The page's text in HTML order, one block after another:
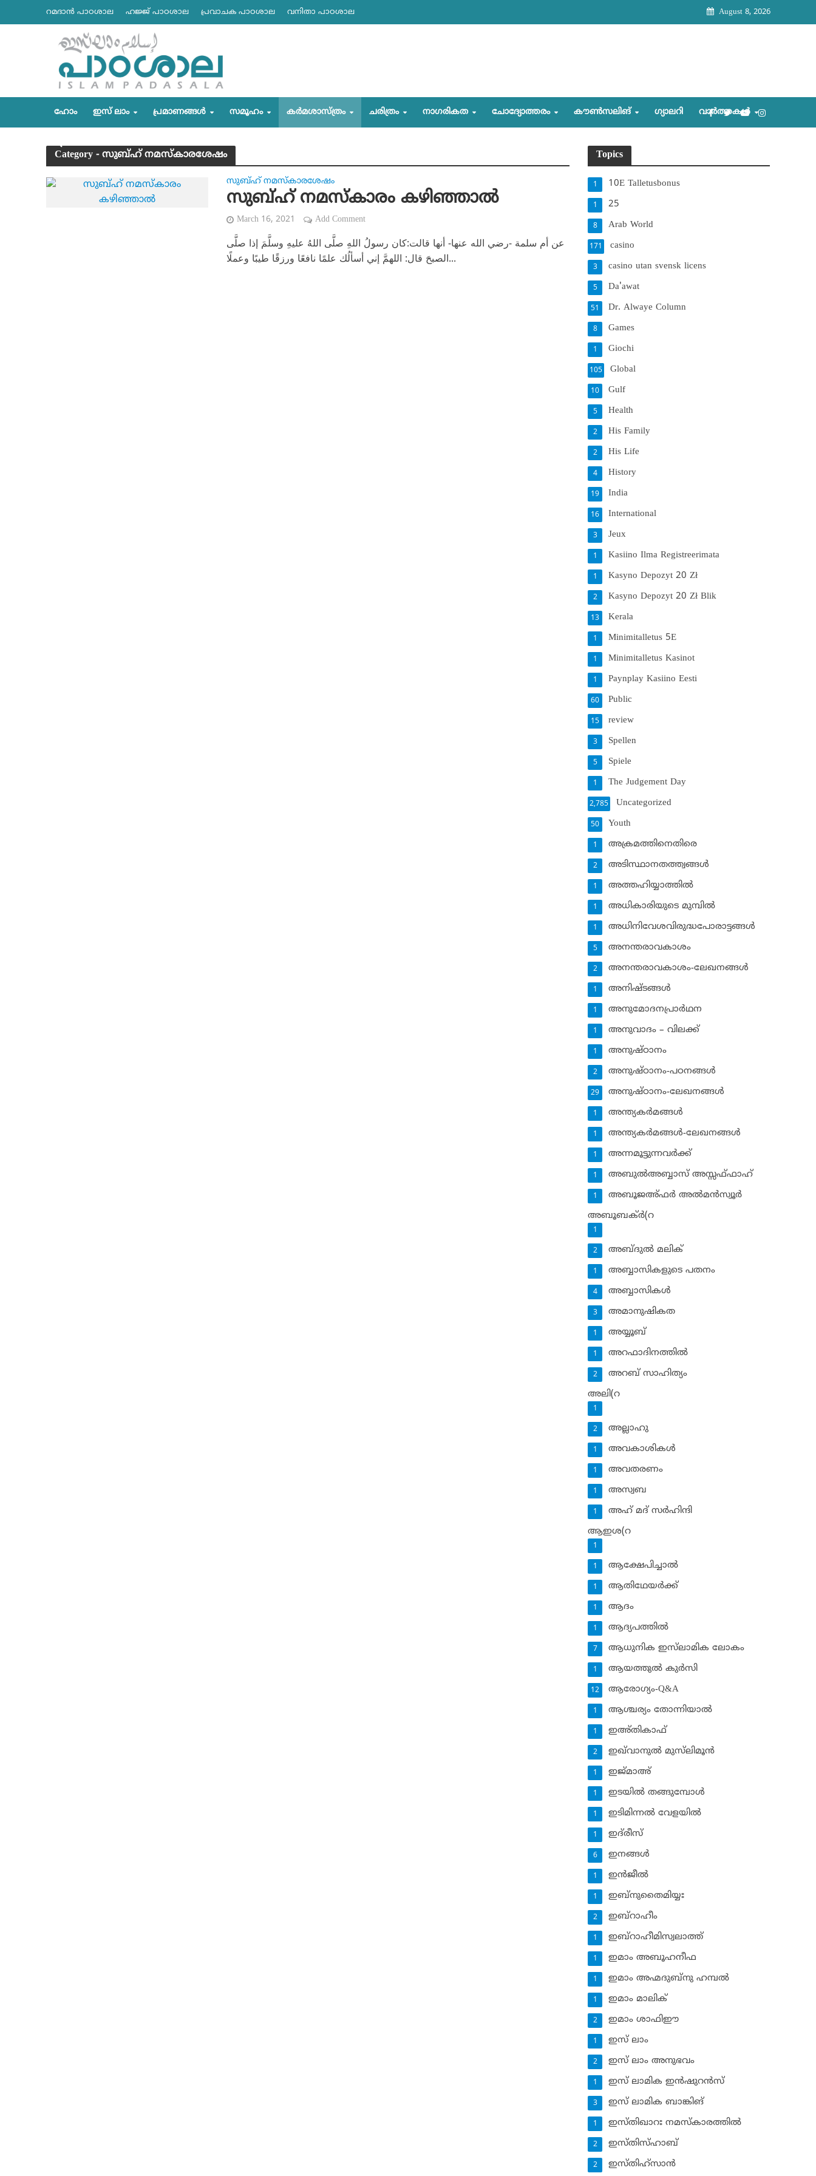
റമദാന്‍ പാഠശാല ഹജ്ജ് പാഠശാല പ്രവാചക പാഠശാല വനിതാ പാഠശാല August 8, 2026
ഹോം ഇസ് ലാം പ്രമാണങ്ങള്‍ സമൂഹം കര്‍മശാസ്ത്രം ചരിത്രം നാഗരികത ചോദ്യോത്തരം കൗണ്‍സലിങ്‌ ഗ്യാലറി വാര്‍ത്തകള്‍
Category - സുബ്ഹ് നമസ്‌കാരശേഷം
സുബ്ഹ് നമസ്‌കാരശേഷം
സുബ്ഹ് നമസ്‌കാരം കഴിഞ്ഞാല്‍
March 16, 2021 Add Comment
عن أم سلمة -رضي الله عنها- أنها قالت:كان رسولُ اللهِ صلَّى اللهُ عليهِ وسلَّمَ إذا صلَّى
الصبحَ قال: اللهمَّ إني أسألُك علمًا نافعًا ورزقًا طيبًا وعملًا...
Topics
10E Talletusbonus
1
25
1
Arab World
8
casino
171
casino utan svensk licens
3
Da'awat
5
Dr. Alwaye Column
51
Games
8
Giochi
1
Global
105
Gulf
10
Health
5
His Family
2
His Life
2
History
4
India
19
International
16
Jeux
3
Kasiino Ilma Registreerimata
1
Kasyno Depozyt 20 Zł
1
Kasyno Depozyt 20 Zł Blik
2
Kerala
13
Minimitalletus 5E
1
Minimitalletus Kasinot
1
Paynplay Kasiino Eesti
1
Public
60
review
15
Spellen
3
Spiele
5
The Judgement Day
1
Uncategorized
2,785
Youth
50
അക്രമത്തിനെതിരെ
1
അടിസ്ഥാനതത്ത്വങ്ങള്‍
2
അത്തഹിയ്യാത്തില്‍
1
അധികാരിയുടെ മുമ്പില്‍
1
അധിനിവേശവിരുദ്ധപോരാട്ടങ്ങള്‍
1
അനന്തരാവകാശം
5
അനന്തരാവകാശം-ലേഖനങ്ങള്‍
2
അനിഷ്ടങ്ങള്‍
1
അനുമോദനപ്രാര്‍ഥന
1
അനുവാദം – വിലക്ക്‌
1
അനുഷ്ഠാനം
1
അനുഷ്ഠാനം-പഠനങ്ങള്‍
2
അനുഷ്ഠാനം-ലേഖനങ്ങള്‍
29
അന്ത്യകര്‍മങ്ങള്‍
1
അന്ത്യകര്‍മങ്ങള്‍-ലേഖനങ്ങള്‍
1
അന്നമൂട്ടുന്നവര്‍ക്ക്
1
അബുല്‍അബ്ബാസ് അസ്സഫ്ഫാഹ്‌
1
അബൂജഅ്ഫര്‍ അല്‍മന്‍സ്വൂര്‍
1
അബൂബക്ര്‍(റ
1
അബ്ദുല്‍ മലിക്‌
2
അബ്ബാസികളുടെ പതനം
1
അബ്ബാസികള്‍
4
അമാനുഷികത
3
അയ്യൂബ്‌
1
അറഫാദിനത്തില്‍
1
അറബ് സാഹിത്യം
2
അലി(റ
1
അല്ലാഹു
2
അവകാശികള്‍
1
അവതരണം
1
അസ്വബ
1
അഹ് മദ് സര്‍ഹിന്ദി
1
ആഇശ(റ
1
ആക്ഷേപിച്ചാല്‍
1
ആതിഥേയര്‍ക്ക്
1
ആദം
1
ആദ്യപത്തില്‍
1
ആധുനിക ഇസ്‌ലാമിക ലോകം
7
ആയത്തുല്‍ കുര്‍സി
1
ആരോഗ്യം-Q&A
12
ആശ്ചര്യം തോന്നിയാല്‍
1
ഇഅ്തികാഫ്‌
1
ഇഖ്‌വാനുല്‍ മുസ്‌ലിമൂന്‍
2
ഇജ്മാഅ്
1
ഇടയില്‍ തങ്ങുമ്പോള്‍
1
ഇടിമിന്നല്‍ വേളയില്‍
1
ഇദ്‌രീസ്‌
1
ഇനങ്ങള്‍
6
ഇന്‍ജീല്‍
1
ഇബ്‌നുതൈമിയ്യഃ
1
ഇബ്‌റാഹീം
2
ഇബ്‌റാഹീമിസ്വലാത്ത്
1
ഇമാം അബൂഹനീഫ
1
ഇമാം അഹ്മദുബ്‌നു ഹമ്പല്‍
1
ഇമാം മാലിക്
1
ഇമാം ശാഫിഈ
2
ഇസ് ലാം
1
ഇസ് ലാം അനുഭവം
2
ഇസ് ലാമിക ഇന്‍ഷുറന്‍സ്‌
1
ഇസ് ലാമിക ബാങ്കിങ്‌
3
ഇസ്തിഖാറഃ നമസ്‌കാരത്തില്‍
1
ഇസ്തിസ്ഹാബ്
2
ഇസ്തിഹ്‌സാന്‍
2